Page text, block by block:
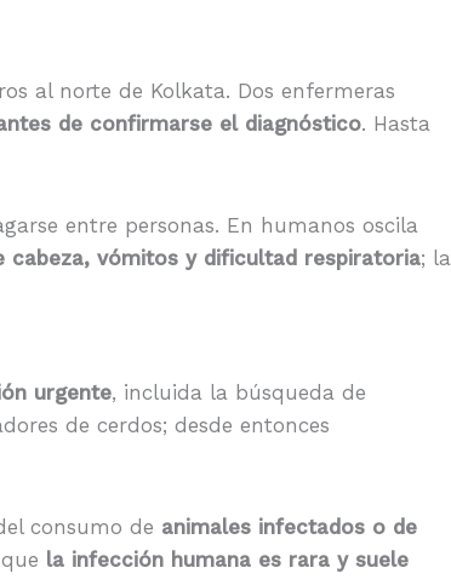
al norte de Kolkata. Dos enfermeras
de confirmarse el diagnóstico. Hasta
entre personas. En humanos oscila
cabeza, vómitos y dificultad respiratoria; la
urgente, incluida la búsqueda de
de cerdos; desde entonces
consumo de animales infectados o de
la infección humana es rara y suele